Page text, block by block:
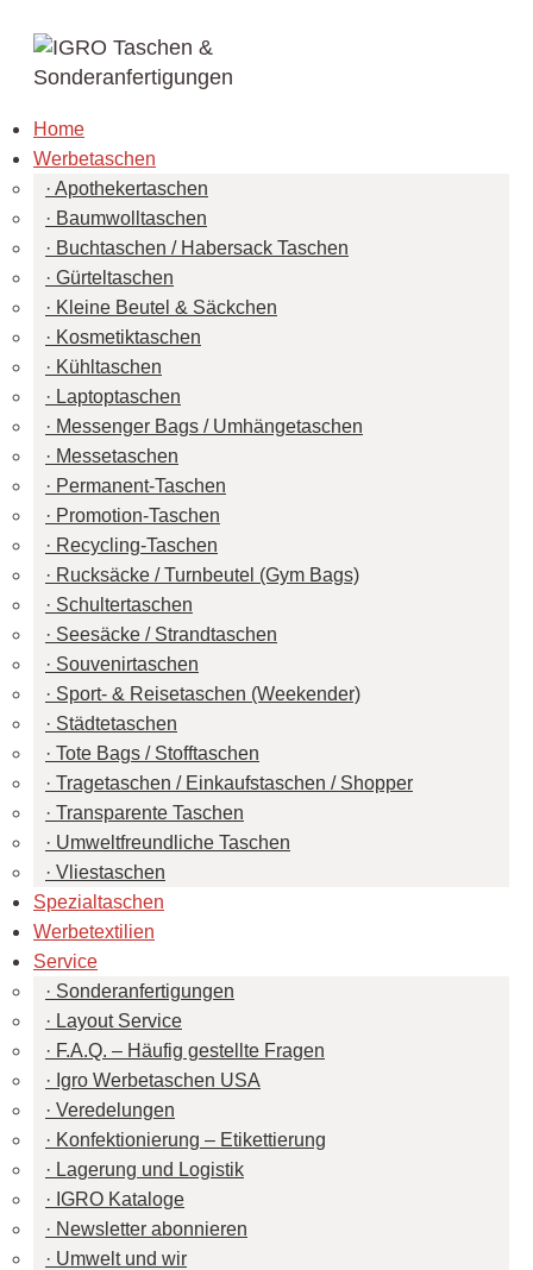
Home
Werbetaschen
Apothekertaschen
Baumwolltaschen
Buchtaschen / Habersack Taschen
Gürteltaschen
Kleine Beutel & Säckchen
Kosmetiktaschen
Kühltaschen
Laptoptaschen
Messenger Bags / Umhängetaschen
Messetaschen
Permanent-Taschen
Promotion-Taschen
Recycling-Taschen
Rucksäcke / Turnbeutel (Gym Bags)
Schultertaschen
Seesäcke / Strandtaschen
Souvenirtaschen
Sport- & Reisetaschen (Weekender)
Städtetaschen
Tote Bags / Stofftaschen
Tragetaschen / Einkaufstaschen / Shopper
Transparente Taschen
Umweltfreundliche Taschen
Vliestaschen
Spezialtaschen
Werbetextilien
Service
Sonderanfertigungen
Layout Service
F.A.Q. – Häufig gestellte Fragen
Igro Werbetaschen USA
Veredelungen
Konfektionierung – Etikettierung
Lagerung und Logistik
IGRO Kataloge
Newsletter abonnieren
Umwelt und wir